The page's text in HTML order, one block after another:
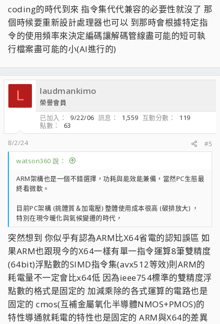
coding的時代到來 指令集代代兼容的必要性就沒了 那
個時候要重新設計處理器也可以 到那時會根據特定指
令的使用頻率來決定編碼讓解碼管線盡可能的短可執
行檔案盡可能的小(AI進行的)
L laudmankimo
榮譽會員
已加入
9/22/06 訊息 1,559 互動分數
119
點數
63
8/2/24
#5
watson360 說：
ARM架構也是一個不錯選擇，功耗與能效能兼備，當然PC生態最
終看微軟。
目前PC架構 (挑體質＆加電壓) 整體使用成本很高 (碳排放大) ，
特別在現今暖化與氣候變遷的時代，
突然想到 你似乎有認為ARM比X64省電的認知誤區 如
果ARM也跟現今的X64一樣有單一指令運算8筆雙精度
(64bit)浮點數的SIMD指令集(avx512等效)則ARM的
耗電量不一定會比x64低 因為ieee754標準的雙精度浮
點數的格式是固定的 加減乘除的各式運算的電路也是
固定的 cmos(互補金屬氧化半導體NMOS+PMOS)的
特性導通就耗電的特性也是固定的 ARM與X64的差異